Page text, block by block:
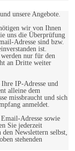
unsere Angebote.
wir von Ihnen
uns die Überprüfung
Adresse sind bzw.
ist.
nur für den
an Dritte weiter
IP-Adresse und
alleine dem
missbraucht und sich
anmeldet.
Adresse sowie
Sie jederzeit
Newslettern selbst,
stehenden